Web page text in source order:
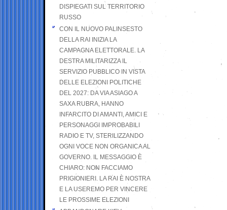
DISPIEGATI SUL TERRITORIO
RUSSO
CON IL NUOVO PALINSESTO
DELLA RAI INIZIA LA
CAMPAGNA ELETTORALE. LA
DESTRA MILITARIZZA IL
SERVIZIO PUBBLICO IN VISTA
DELLE ELEZIONI POLITICHE
DEL 2027: DA VIA ASIAGO A
SAXA RUBRA, HANNO
INFARCITO DI AMANTI, AMICI E
PERSONAGGI IMPROBABILI
RADIO E TV, STERILIZZANDO
OGNI VOCE NON ORGANICA AL
GOVERNO. IL MESSAGGIO È
CHIARO: NON FACCIAMO
PRIGIONIERI. LA RAI È NOSTRA
E LA USEREMO PER VINCERE
LE PROSSIME ELEZIONI